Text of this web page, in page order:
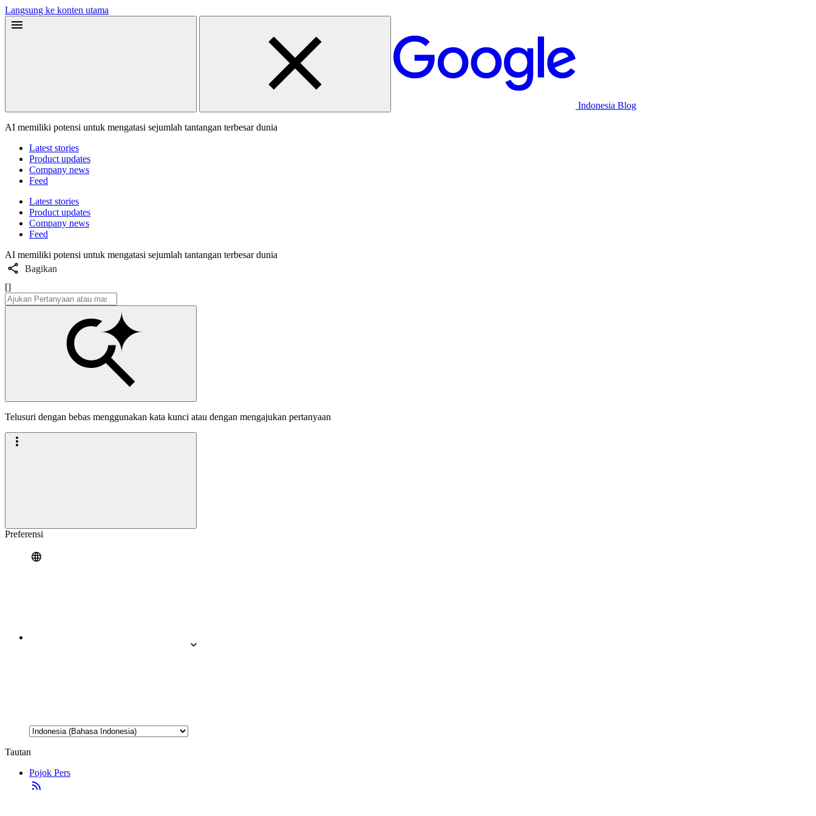
Langsung ke konten utama
Indonesia Blog
AI memiliki potensi untuk mengatasi sejumlah tantangan terbesar dunia
Latest stories
Product updates
Company news
Feed
Latest stories
Product updates
Company news
Feed
AI memiliki potensi untuk mengatasi sejumlah tantangan terbesar dunia
Bagikan
[]
Telusuri dengan bebas menggunakan kata kunci atau dengan mengajukan pertanyaan
Preferensi
Tautan
Pojok Pers